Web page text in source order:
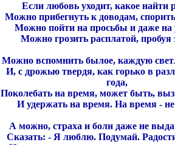
Если любовь уходит, какое найти
Можно прибегнуть к доводам,
Можно пойти на просьбы и даже на
Можно грозить расплатой, пробуя
Можно вспомнить былое, каждую
И, с дрожью твердя, как горько в
года,
Поколебать на время, может быть,
И удержать на время. На время - не
А можно, страха и боли даже не
Сказать: - Я люблю. Подумай.